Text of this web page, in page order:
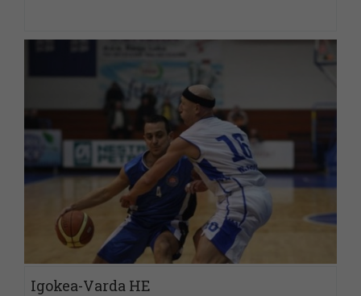
Igokea-Varda HE